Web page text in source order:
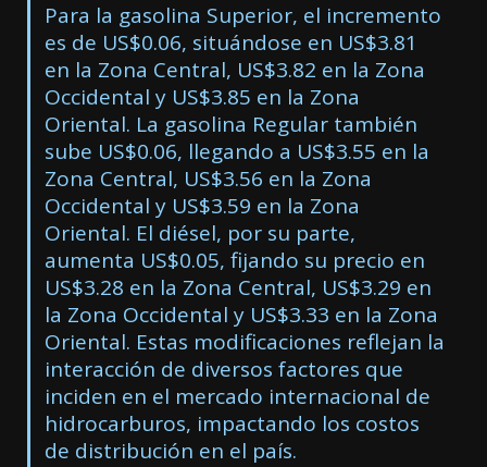
Para la gasolina Superior, el incremento
es de US$0.06, situándose en US$3.81
en la Zona Central, US$3.82 en la Zona
Occidental y US$3.85 en la Zona
Oriental. La gasolina Regular también
sube US$0.06, llegando a US$3.55 en la
Zona Central, US$3.56 en la Zona
Occidental y US$3.59 en la Zona
Oriental. El diésel, por su parte,
aumenta US$0.05, fijando su precio en
US$3.28 en la Zona Central, US$3.29 en
la Zona Occidental y US$3.33 en la Zona
Oriental. Estas modificaciones reflejan la
interacción de diversos factores que
inciden en el mercado internacional de
hidrocarburos, impactando los costos
de distribución en el país.